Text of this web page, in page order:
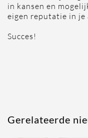
in kansen en
eigen reputatie in je
Succes!
Gerelateerde